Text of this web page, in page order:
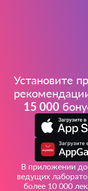
Установите
15 000
В приложении
ведущих
более 10 000